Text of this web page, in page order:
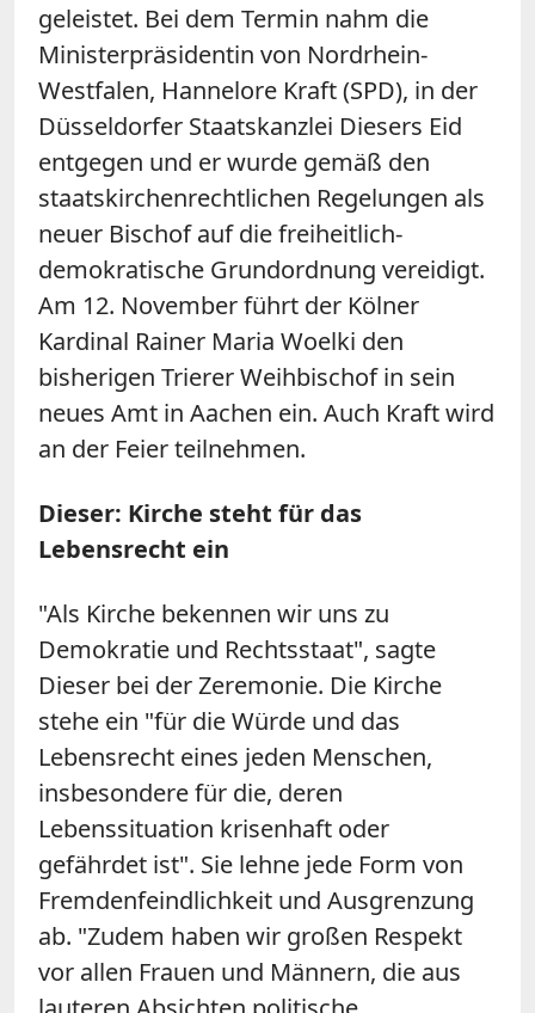
geleistet. Bei dem Termin nahm die
Ministerpräsidentin von Nordrhein-
Westfalen, Hannelore Kraft (SPD), in der
Düsseldorfer Staatskanzlei Diesers Eid
entgegen und er wurde gemäß den
staatskirchenrechtlichen Regelungen als
neuer Bischof auf die freiheitlich-
demokratische Grundordnung vereidigt.
Am 12. November führt der Kölner
Kardinal Rainer Maria Woelki den
bisherigen Trierer Weihbischof in sein
neues Amt in Aachen ein. Auch Kraft wird
an der Feier teilnehmen.
Dieser: Kirche steht für das
Lebensrecht ein
"Als Kirche bekennen wir uns zu
Demokratie und Rechtsstaat", sagte
Dieser bei der Zeremonie. Die Kirche
stehe ein "für die Würde und das
Lebensrecht eines jeden Menschen,
insbesondere für die, deren
Lebenssituation krisenhaft oder
gefährdet ist". Sie lehne jede Form von
Fremdenfeindlichkeit und Ausgrenzung
ab. "Zudem haben wir großen Respekt
vor allen Frauen und Männern, die aus